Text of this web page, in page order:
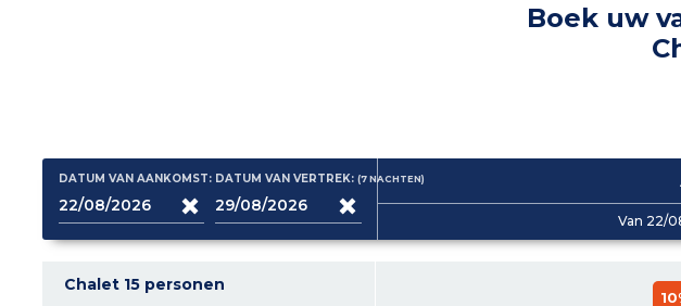
Boek uw
DATUM VAN AANKOMST: DATUM VAN VERTREK:(7NACHTEN)
Van 22/
Chalet 15 personen